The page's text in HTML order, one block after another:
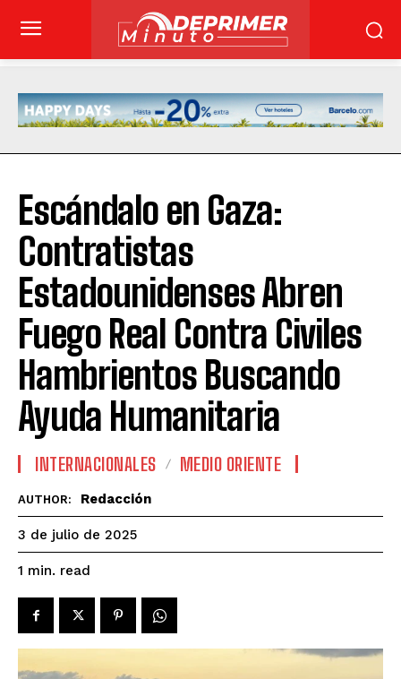
Escándalo en Gaza:
Contratistas
Estadounidenses Abren
Fuego Real Contra Civiles
Hambrientos Buscando
Ayuda Humanitaria
INTERNACIONALES MEDIO ORIENTE
AUTHOR: Redacción
3 de julio de 2025
1 min. read